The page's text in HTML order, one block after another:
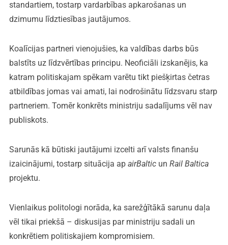
standartiem, tostarp vardarbības apkarošanas un
dzimumu līdztiesības jautājumos.
Koalīcijas partneri vienojušies, ka valdības darbs būs
balstīts uz līdzvērtības principu. Neoficiāli izskanējis, ka
katram politiskajam spēkam varētu tikt piešķirtas četras
atbildības jomas vai amati, lai nodrošinātu līdzsvaru starp
partneriem. Tomēr konkrēts ministriju sadalījums vēl nav
publiskots.
Sarunās kā būtiski jautājumi izcelti arī valsts finanšu
izaicinājumi, tostarp situācija ap airBaltic un Rail Baltica
projektu.
Vienlaikus politologi norāda, ka sarežģītākā sarunu daļa
vēl tikai priekšā – diskusijas par ministriju sadali un
konkrētiem politiskajiem kompromisiem.